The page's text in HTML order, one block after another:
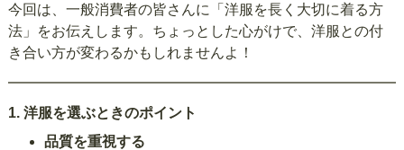
今回は、一般消費者の皆さんに「洋服を長く大切に着る方
法」をお伝えします。ちょっとした心がけで、洋服との付
き合い方が変わるかもしれませんよ！
1. 洋服を選ぶときのポイント
品質を重視する